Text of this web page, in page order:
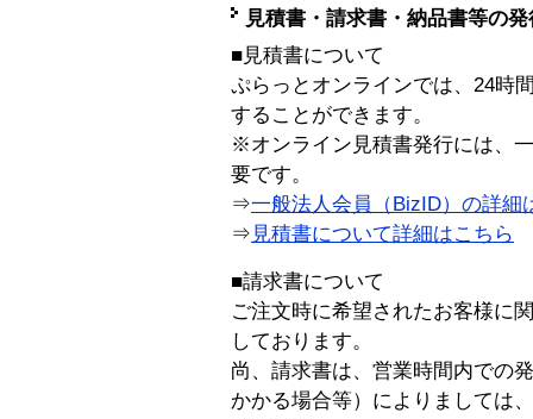
見積書・請求書・納品書等の
■見積書について
ぷらっとオンラインでは、24時
することができます。
※オンライン見積書発行には、
要です。
⇒一般法人会員（BizID）の詳細
⇒ 見積書について詳細はこちら
■請求書について
ご注文時に希望されたお客様に
しております。
尚、請求書は、営業時間内での
かかる場合等）によりましては